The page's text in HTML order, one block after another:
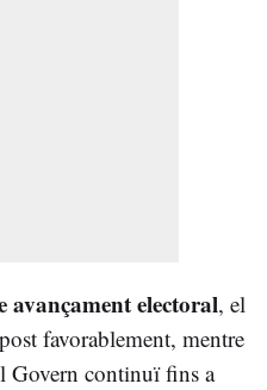
avançament electoral, el
favorablement, mentre
Govern continuï fins a